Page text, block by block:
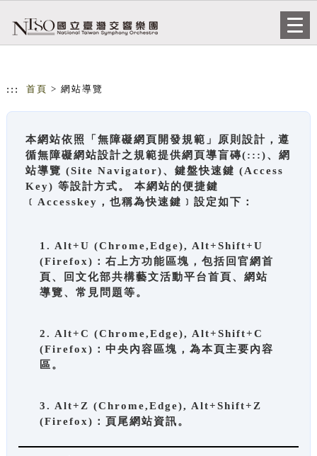
::: 首頁 > 網站導覽
本網站依照「無障礙網頁開發規範」原則設計，遵
循無障礙網站設計之規範提供網頁導盲磚(:::)、網
站導覽 (Site Navigator)、鍵盤快速鍵 (Access
Key) 等設計方式。 本網站的便捷鍵
﹝Accesskey，也稱為快速鍵﹞設定如下：
1. Alt+U (Chrome,Edge), Alt+Shift+U
(Firefox)：右上方功能區塊，包括回官網首
頁、回文化部共構藝文活動平台首頁、網站
導覽、常見問題等。
2. Alt+C (Chrome,Edge), Alt+Shift+C
(Firefox)：中央內容區塊，為本頁主要內容
區。
3. Alt+Z (Chrome,Edge), Alt+Shift+Z
(Firefox)：頁尾網站資訊。